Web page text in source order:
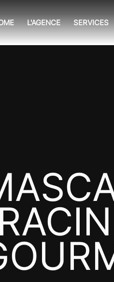
L'AGENCE SERVICES